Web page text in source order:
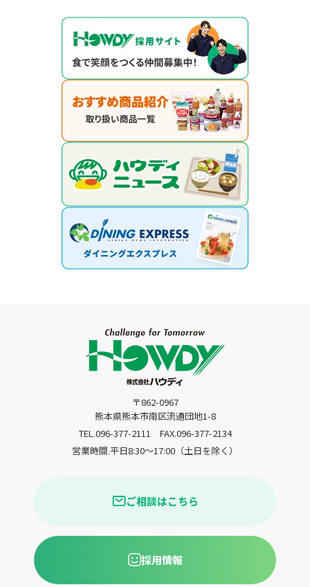
〒862-0967
熊本県熊本市南区流通団地1-8
TEL.096-377-2111
FAX.096-377-2134
営業時間.平日8:30〜17:00（土日を除く）
ご相談はこちら
採用情報